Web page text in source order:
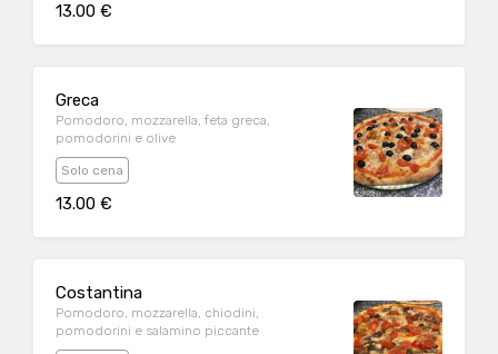
13.00 €
Greca
Pomodoro, mozzarella, feta greca,
pomodorini e olive
Solo cena
13.00 €
Costantina
Pomodoro, mozzarella, chiodini,
pomodorini e salamino piccante